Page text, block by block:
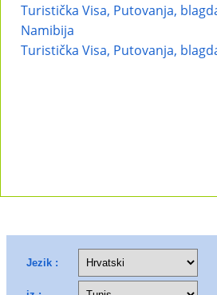
Turistička Visa, Putovanja,
Namibija
Turistička Visa, Putovanja,